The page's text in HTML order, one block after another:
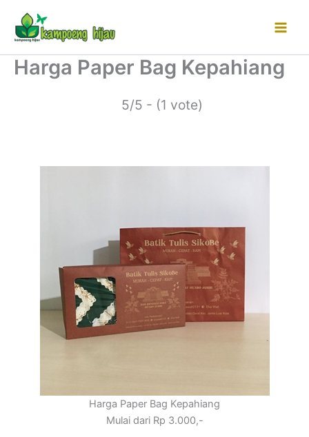
konten
Harga Paper Bag Kepahiang
5/5 - (1 vote)
Harga Paper Bag Kepahiang
Mulai dari Rp 3.000,-